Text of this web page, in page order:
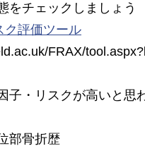
をチェックしましょう
評価ツール
FRAX/
・リスクが高いと思
部骨折歴